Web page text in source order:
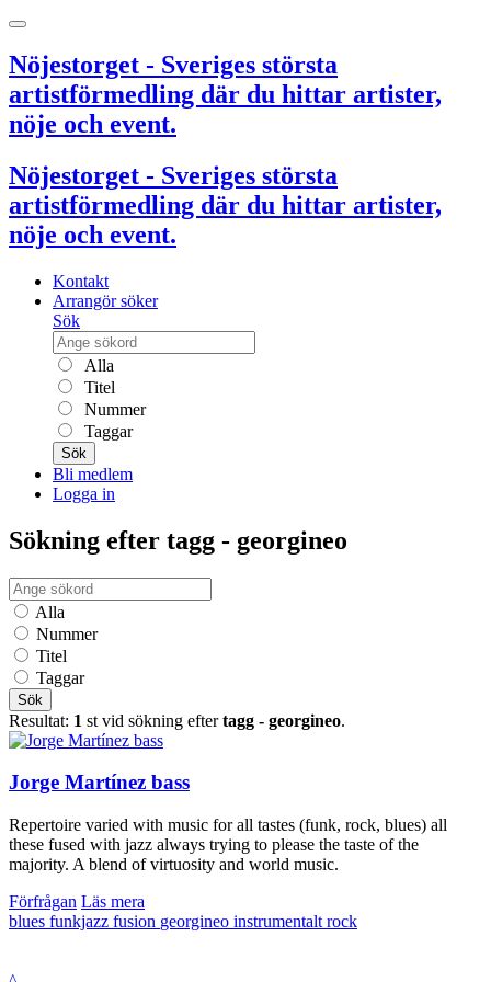
Nöjestorget - Sveriges största
artistförmedling där du hittar artister,
nöje och event.
Nöjestorget - Sveriges största
artistförmedling där du hittar artister,
nöje och event.
Kontakt
Arrangör söker
Sök
Alla
Titel
Nummer
Taggar
Sök
Bli medlem
Logga in
Sökning efter tagg - georgineo
Alla
Nummer
Titel
Taggar
Sök
Resultat: 1 st vid sökning eftertagg - georgineo.
Jorge Martínez bass
Repertoire varied with music for all tastes (funk, rock, blues) all
these fused with jazz always trying to please the taste of the
majority. A blend of virtuosity and world music.
Förfrågan Läs mera
blues funkjazz fusion georgineo instrumentalt rock